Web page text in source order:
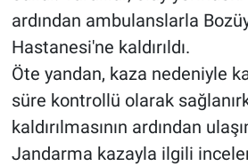
ardından ambulanslarla
Hastanesi'ne kaldırıldı.
Öte yandan, kaza nedeniyle
süre kontrollü olarak
kaldırılmasının ardından
Jandarma kazayla ilgili